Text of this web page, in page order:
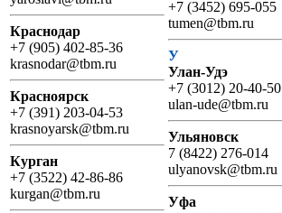
Краснодар
+7 (905) 402-85-36
krasnodar@tbm.ru
Красноярск
+7 (391) 203-04-53
krasnoyarsk@tbm.ru
Курган
+7 (3522) 42-86-86
kurgan@tbm.ru
+7 (3452) 695-055
tumen@tbm.ru
У
Улан-Удэ
+7 (3012) 20-40-50
ulan-ude@tbm.ru
Ульяновск
7 (8422) 276-014
ulyanovsk@tbm.ru
Уфа